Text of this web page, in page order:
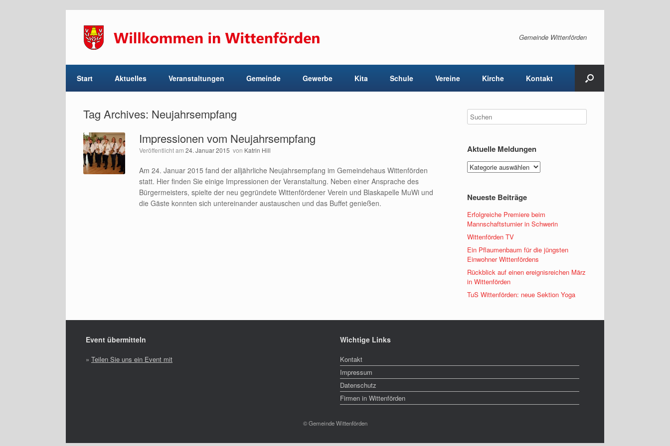
Gemeinde Wittenförden
Start Aktuelles Veranstaltungen Gemeinde Gewerbe Kita Schule Vereine Kirche Kontakt
Tag Archives: Neujahrsempfang
Impressionen vom Neujahrsempfang
Veröffentlicht am24. Januar 2015 von Katrin Hill
Am 24. Januar 2015 fand der alljährliche Neujahrsempfang im Gemeindehaus Wittenförden
statt. Hier finden Sie einige Impressionen der Veranstaltung. Neben einer Ansprache des
Bürgermeisters, spielte der neu gegründete Wittenfördener Verein und Blaskapelle MuWi und
die Gäste konnten sich untereinander austauschen und das Buffet genießen.
Aktuelle Meldungen
Aktuelle
Meldungen
Neueste Beiträge
Erfolgreiche Premiere beim
Mannschaftsturnier in Schwerin
Wittenförden TV
Ein Pflaumenbaum für die jüngsten
Einwohner Wittenfördens
Rückblick auf einen ereignisreichen März
in Wittenförden
TuS Wittenförden: neue Sektion Yoga
Event übermitteln
» Teilen Sie uns ein Event mit
Wichtige Links
Kontakt
Impressum
Datenschutz
Firmen in Wittenförden
© Gemeinde Wittenförden